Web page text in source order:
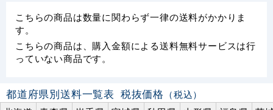
こちらの商品は数量に関わらず一律の送料がかかりま
す。
こちらの商品は、購入金額による送料無料サービスは行
っていない商品です。
都道府県別送料一覧表 税抜価格 （税込）